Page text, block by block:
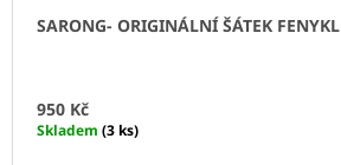
SARONG- ORIGINÁLNÍ ŠÁTEK FENYKL
950 Kč
Skladem (3 ks)